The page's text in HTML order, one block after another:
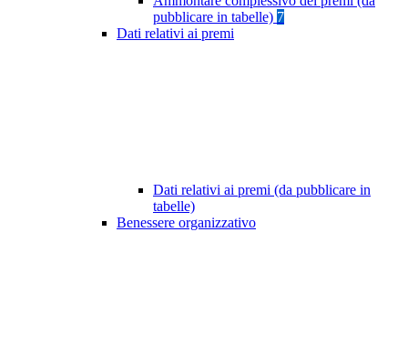
pubblicare in tabelle) 7
Dati relativi ai premi
Dati relativi ai premi (da pubblicare in
tabelle)
Benessere organizzativo